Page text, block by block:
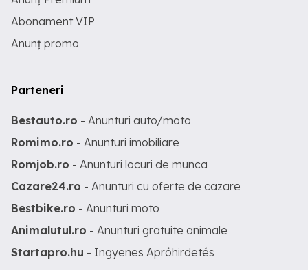
Abonament VIP
Anunț promo
Parteneri
Bestauto.ro - Anunturi auto/moto
Romimo.ro - Anunturi imobiliare
Romjob.ro - Anunturi locuri de munca
Cazare24.ro - Anunturi cu oferte de cazare
Bestbike.ro - Anunturi moto
Animalutul.ro - Anunturi gratuite animale
Startapro.hu - Ingyenes Apróhirdetés